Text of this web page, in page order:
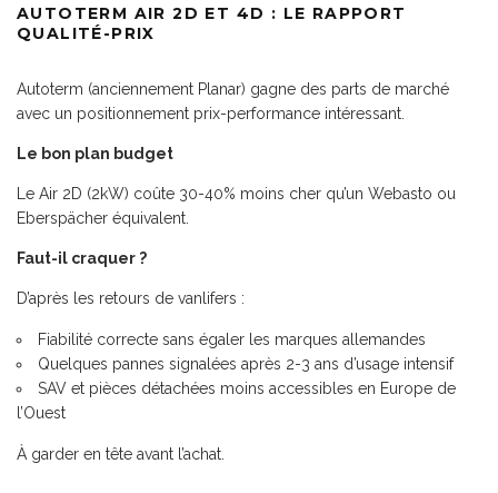
AUTOTERM AIR 2D ET 4D : LE RAPPORT
QUALITÉ-PRIX
Autoterm (anciennement Planar) gagne des parts de marché
avec un positionnement prix-performance intéressant.
Le bon plan budget
Le Air 2D (2kW) coûte 30-40% moins cher qu’un Webasto ou
Eberspächer équivalent.
Faut-il craquer ?
D’après les retours de vanlifers :
Fiabilité correcte sans égaler les marques allemandes
Quelques pannes signalées après 2-3 ans d’usage intensif
SAV et pièces détachées moins accessibles en Europe de
l’Ouest
À garder en tête avant l’achat.